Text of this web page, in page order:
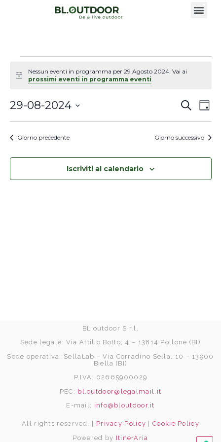
Notice
Nessun eventi in programma per 29 Agosto 2024. Vai ai
prossimi eventi in programma eventi.
e
viste
Cerca
29-08-2024
la
data.
Giorno precedente Giorno successivo
Iscriviti al calendario
BL.outdoor S.r.l.
Sede legale: Via Attilio Botto, 4 – 13814 Pollone (BI)
Sede operativa: SellaLab – Via Corradino Sella, 10 – 13900
Biella (BI)
P.IVA: 02665900029
PEC: bl.outdoor@legalmail.it
E-mail: info@bloutdoor.it
All rights reserved. | Privacy Policy |Cookie Policy
Powered by ItinerAria